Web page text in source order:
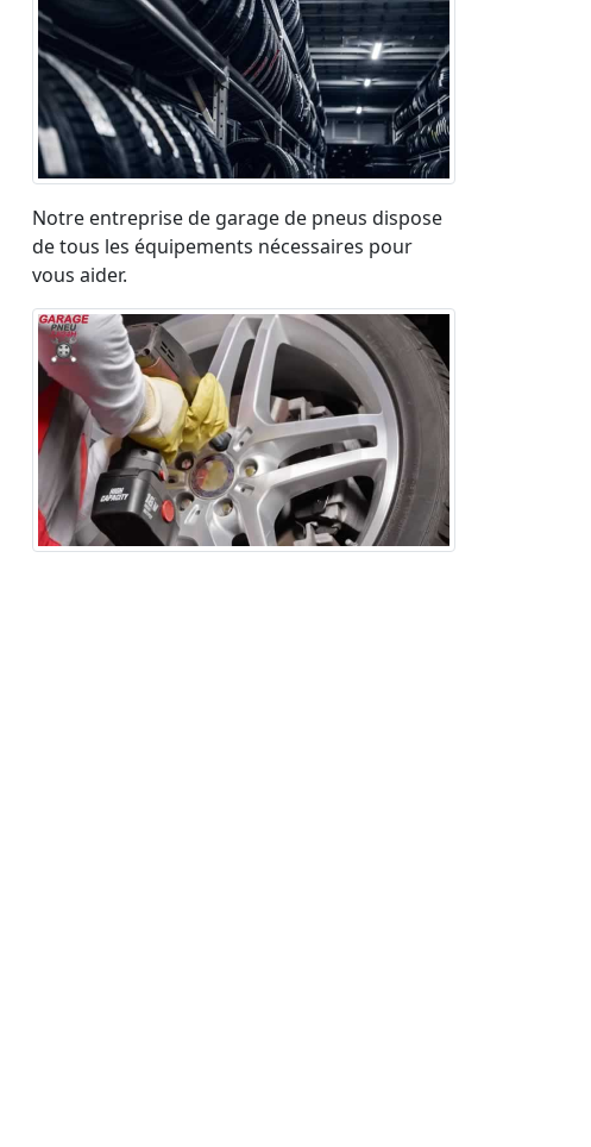
Notre entreprise de garage de pneus dispose
de tous les équipements nécessaires pour
vous aider.